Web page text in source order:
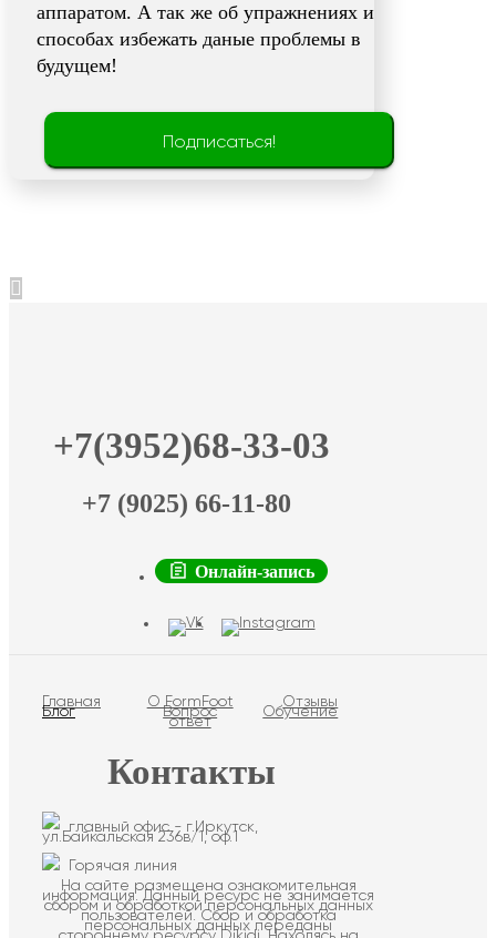
аппаратом. А так же об упражнениях и
способах избежать даные проблемы в
будущем!
Подписаться!
+7(3952)68-33-03
+7 (9025) 66-11-80
Онлайн-запись
Главная О FormFoot Отзывы
Блог Вопрос
ответ
Обучение
Контакты
главный офис - г.Иркутск,
ул.Байкальская 236в/1, оф.1
Горячая линия
На сайте размещена ознакомительная
информация. Данный ресурс не занимается
сбором и обработкой персональных данных
пользователей. Сбор и обработка
персональных данных переданы